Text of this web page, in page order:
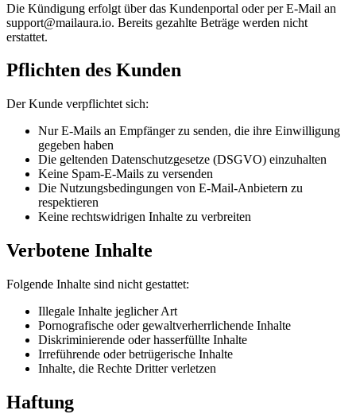
Die Kündigung erfolgt über das Kundenportal oder per E-Mail an
support@mailaura.io. Bereits gezahlte Beträge werden nicht
erstattet.
Pflichten des Kunden
Der Kunde verpflichtet sich:
Nur E-Mails an Empfänger zu senden, die ihre Einwilligung
gegeben haben
Die geltenden Datenschutzgesetze (DSGVO) einzuhalten
Keine Spam-E-Mails zu versenden
Die Nutzungsbedingungen von E-Mail-Anbietern zu
respektieren
Keine rechtswidrigen Inhalte zu verbreiten
Verbotene Inhalte
Folgende Inhalte sind nicht gestattet:
Illegale Inhalte jeglicher Art
Pornografische oder gewaltverherrlichende Inhalte
Diskriminierende oder hasserfüllte Inhalte
Irreführende oder betrügerische Inhalte
Inhalte, die Rechte Dritter verletzen
Haftung